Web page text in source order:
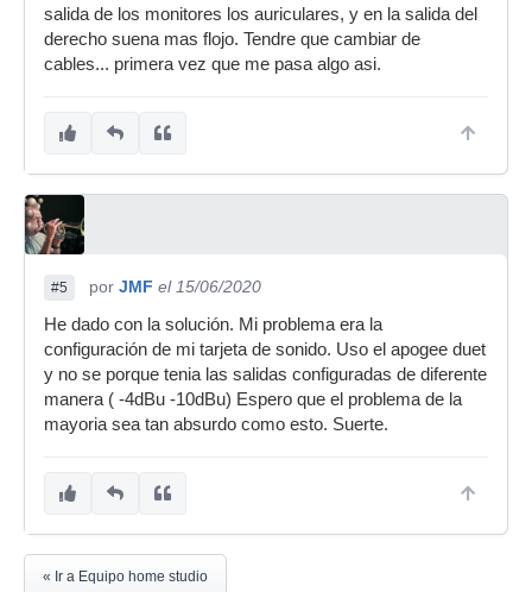
salida de los monitores los auriculares, y en la salida del
derecho suena mas flojo. Tendre que cambiar de
cables... primera vez que me pasa algo asi.
#5 por JMF el 15/06/2020
He dado con la solución. Mi problema era la
configuración de mi tarjeta de sonido. Uso el apogee duet
y no se porque tenia las salidas configuradas de diferente
manera ( -4dBu -10dBu) Espero que el problema de la
mayoria sea tan absurdo como esto. Suerte.
« Ir a Equipo home studio